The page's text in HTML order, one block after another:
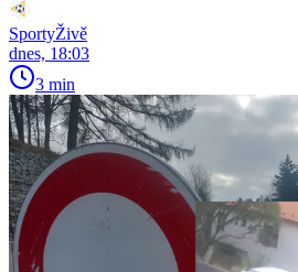
SportyŽivě
dnes, 18:03
3 min